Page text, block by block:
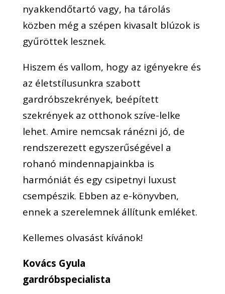
nyakkendőtartó vagy, ha tárolás
közben még a szépen kivasalt blúzok is
gyűröttek lesznek.
Hiszem és vallom, hogy az igényekre és
az életstílusunkra szabott
gardróbszekrények, beépített
szekrények az otthonok szíve-lelke
lehet. Amire nemcsak ránézni jó, de
rendszerezett egyszerűségével a
rohanó mindennapjainkba is
harmóniát és egy csipetnyi luxust
csempészik. Ebben az e-könyvben,
ennek a szerelemnek állítunk emléket.
Kellemes olvasást kívánok!
Kovács Gyula
gardróbspecialista